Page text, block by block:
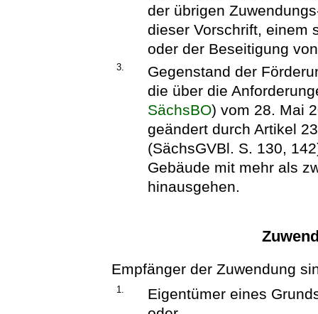
der übrigen
dieser Vorschrift, einem
oder der Beseitigung
3.
Gegenstand der
die über die
SächsBO) vom 28. Mai
geändert durch Artikel
(SächsGVBl. S. 130,
Gebäude mit mehr als
hinausgehen.
Empfänger der Zuwendung
1.
Eigentümer eines